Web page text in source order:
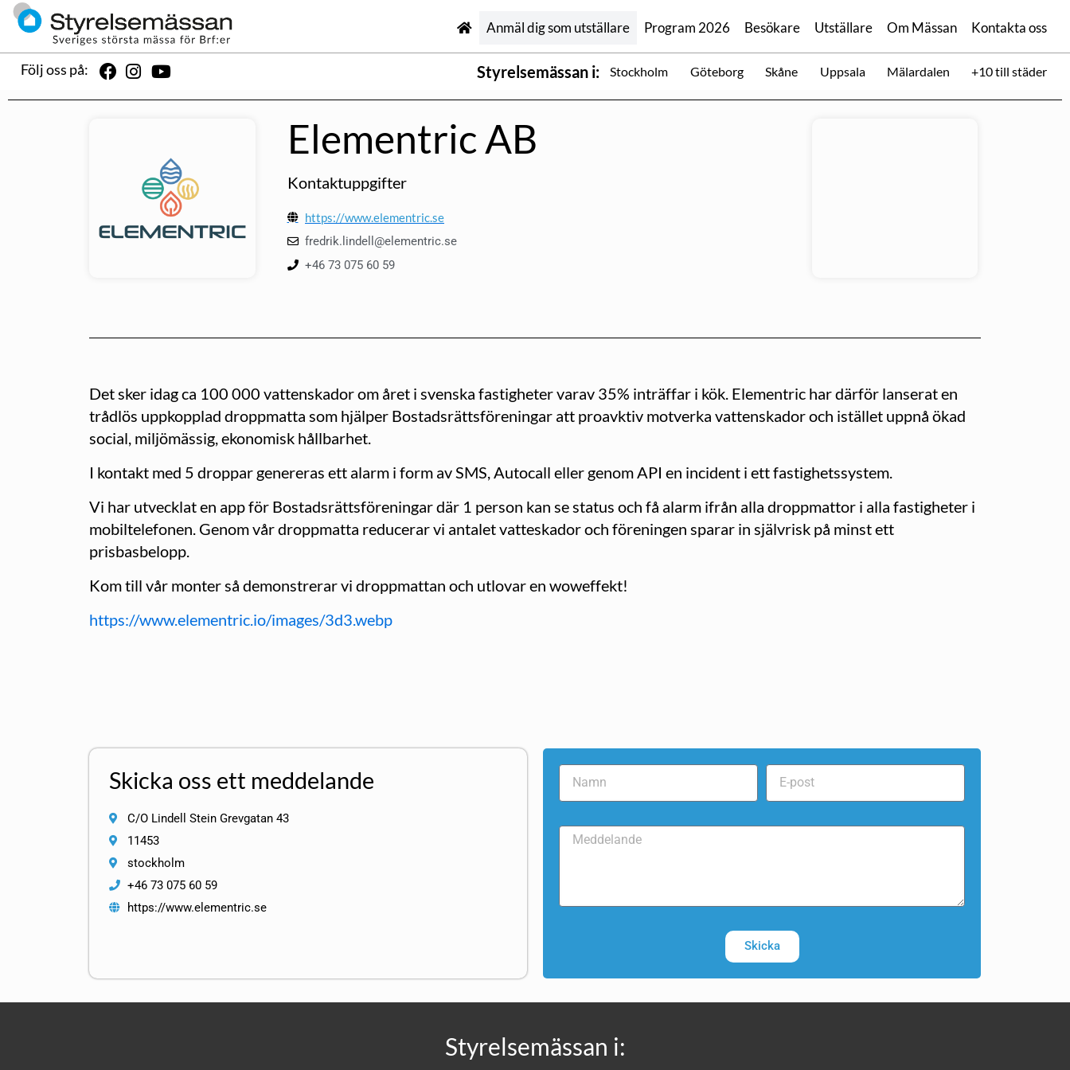
Anmäl dig som utställare Program 2026 Besökare Utställare Om Mässan Kontakta oss
Följ oss på: Styrelsemässan i: Stockholm Göteborg Skåne Uppsala Mälardalen +10 till städer
Elementric AB
Kontaktuppgifter
https://www.elementric.se
fredrik.lindell@elementric.se
+46 73 075 60 59
Det sker idag ca 100 000 vattenskador om året i svenska fastigheter varav 35% inträffar i kök. Elementric har därför lanserat en
trådlös uppkopplad droppmatta som hjälper Bostadsrättsföreningar att proavktiv motverka vattenskador och istället uppnå ökad
social, miljömässig, ekonomisk hållbarhet.
I kontakt med 5 droppar genereras ett alarm i form av SMS, Autocall eller genom API en incident i ett fastighetssystem.
Vi har utvecklat en app för Bostadsrättsföreningar där 1 person kan se status och få alarm ifrån alla droppmattor i alla fastigheter i
mobiltelefonen. Genom vår droppmatta reducerar vi antalet vatteskador och föreningen sparar in självrisk på minst ett
prisbasbelopp.
Kom till vår monter så demonstrerar vi droppmattan och utlovar en woweffekt!
https://www.elementric.io/images/3d3.webp
Skicka oss ett meddelande
C/O Lindell Stein Grevgatan 43
11453
stockholm
+46 73 075 60 59
https://www.elementric.se
Skicka
Styrelsemässan i: